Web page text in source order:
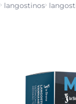
langostinos